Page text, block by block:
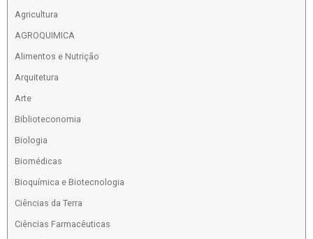
Agricultura
AGROQUIMICA
Alimentos e Nutrição
Arquitetura
Arte
Biblioteconomia
Biologia
Biomédicas
Bioquímica e Biotecnologia
Ciências da Terra
Ciências Farmacêuticas